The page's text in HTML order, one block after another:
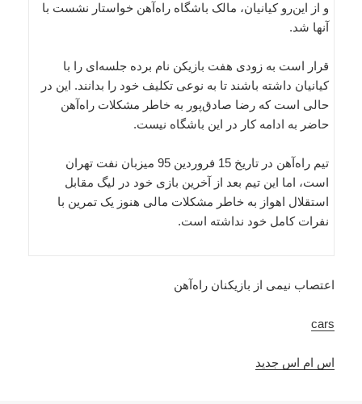
و از این‌رو کیانیان، مالک باشگاه راه‌آهن خواستار نشست با
آنها شد.
قرار است به زودی هفت بازیکن نام برده جلسه‌ای را با
کیانیان داشته باشند تا به نوعی تکلیف خود را بدانند. این در
حالی است که رضا صادق‌پور به خاطر مشکلات راه‌آهن
حاضر به ادامه کار در این باشگاه نیست.
تیم راه‌آهن در تاریخ 15 فروردین 95 میزبان نفت تهران
است، اما این تیم بعد از آخرین بازی خود در لیگ مقابل
استقلال اهواز به خاطر مشکلات مالی هنوز یک تمرین با
نفرات کامل خود نداشته است.
اعتصاب نیمی از بازیکنان راه‌آهن
cars
اس ام اس جدید